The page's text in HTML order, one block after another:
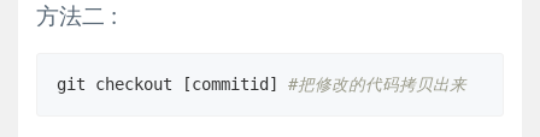
方法二 :
git checkout [commitid] #把修改的代码拷贝出来